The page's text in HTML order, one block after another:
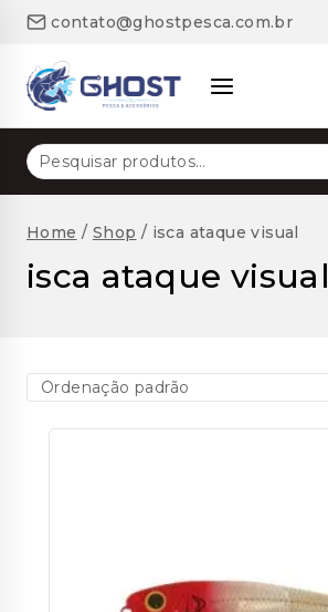
contato@ghostpesca.com.br
Pesquisar
por:
Home / Shop / isca ataque visual
isca ataque visual